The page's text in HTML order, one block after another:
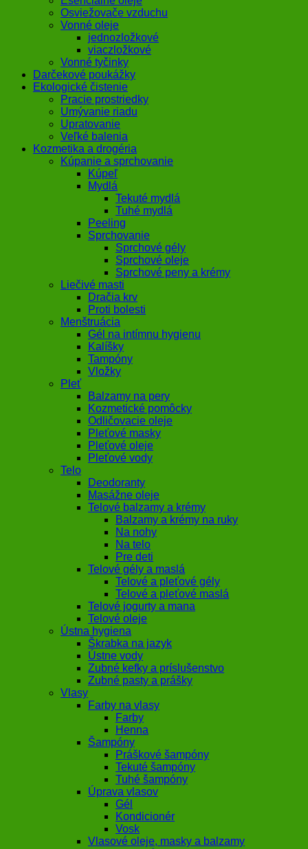
Osviežovače vzduchu
Vonné oleje
jednozložkové
viaczložkové
Vonné tyčinky
Darčekové poukážky
Ekologické čistenie
Pracie prostriedky
Umývanie riadu
Upratovanie
Veľké balenia
Kozmetika a drogéria
Kúpanie a sprchovanie
Kúpeľ
Mydlá
Tekuté mydlá
Tuhé mydlá
Peeling
Sprchovanie
Sprchové gély
Sprchové oleje
Sprchové peny a krémy
Liečivé masti
Dračia krv
Proti bolesti
Menštruácia
Gél na intímnu hygienu
Kalíšky
Tampóny
Vložky
Pleť
Balzamy na pery
Kozmetické pomôcky
Odličovacie oleje
Pleťové masky
Pleťové oleje
Pleťové vody
Telo
Deodoranty
Masážne oleje
Telové balzamy a krémy
Balzamy a krémy na ruky
Na nohy
Na telo
Pre deti
Telové gély a maslá
Telové a pleťové gély
Telové a pleťové maslá
Telové jogurty a mana
Telové oleje
Ústna hygiena
Škrabka na jazyk
Ústne vody
Zubné kefky a príslušenstvo
Zubné pasty a prášky
Vlasy
Farby na vlasy
Farby
Henna
Šampóny
Práškové šampóny
Tekuté šampóny
Tuhé šampóny
Úprava vlasov
Gél
Kondicionér
Vosk
Vlasové oleje, masky a balzamy